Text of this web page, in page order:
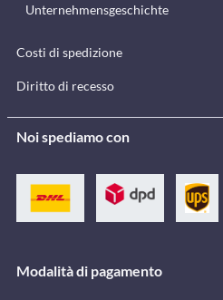
Unternehmensgeschichte
Costi di spedizione
Diritto di recesso
Noi spediamo con
Modalità di pagamento